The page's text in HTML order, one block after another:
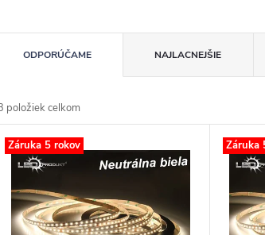
ODPORÚČAME NAJLACNEJŠIE
položiek celkom
Záruka 5 rokov Záruka